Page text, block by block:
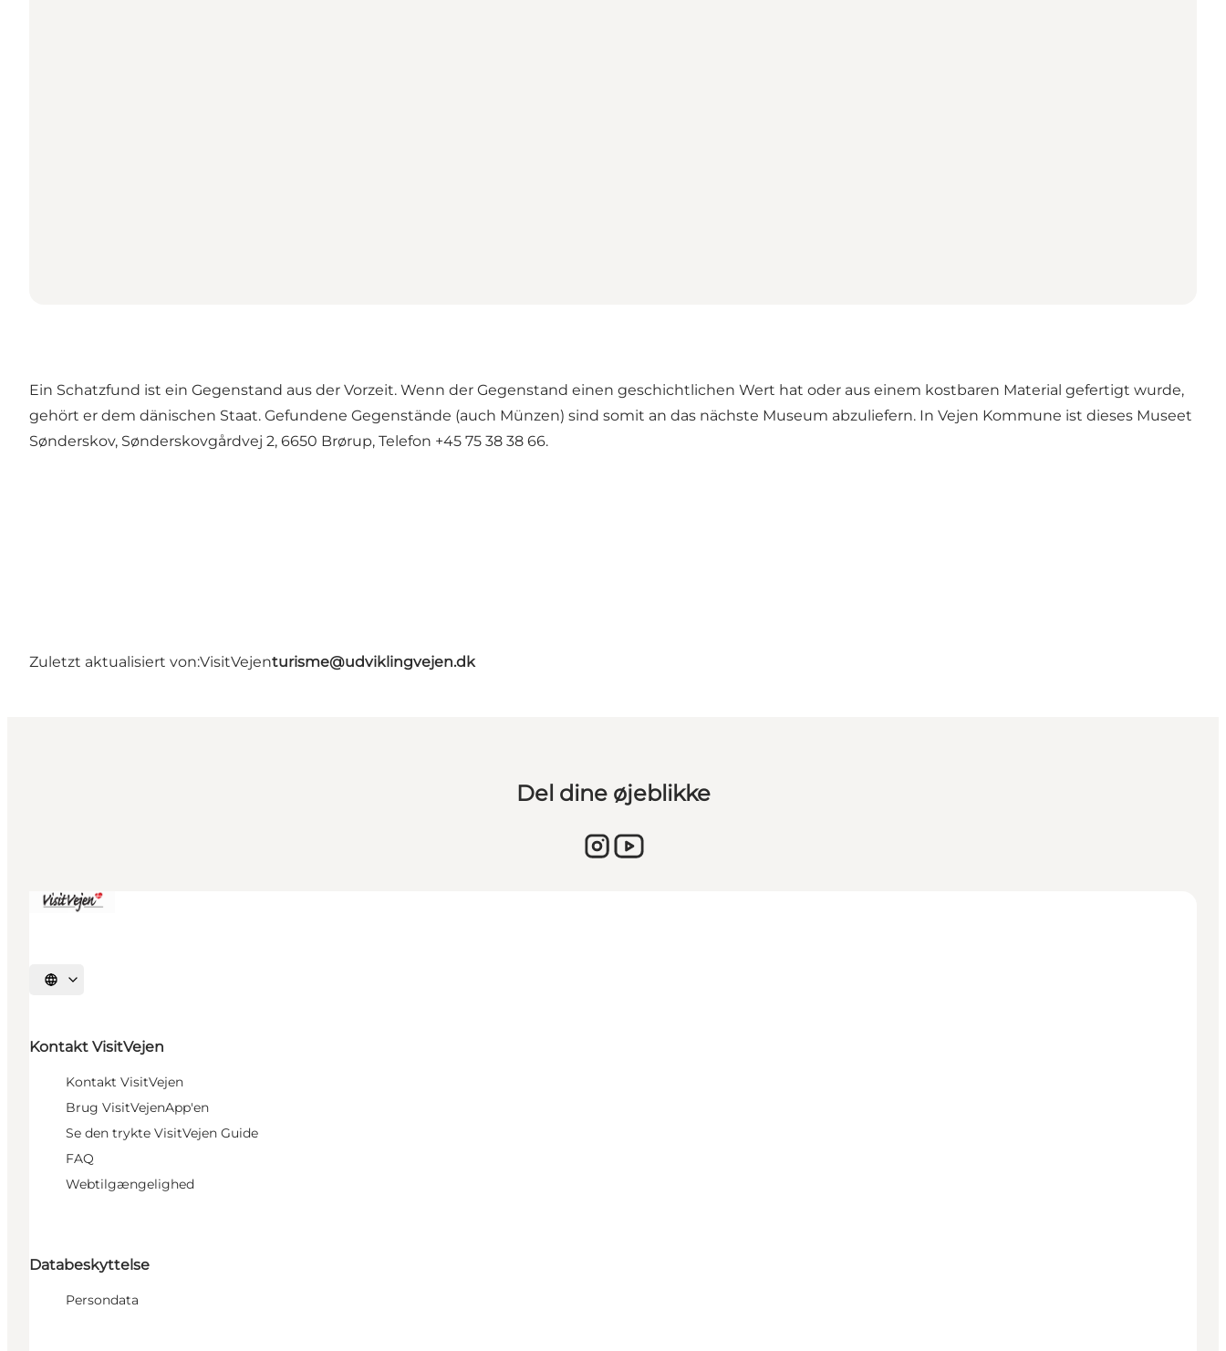
Ein Schatzfund ist ein Gegenstand aus der Vorzeit. Wenn der Gegenstand einen geschichtlichen Wert hat oder aus einem kostbaren Material gefertigt wurde,
gehört er dem dänischen Staat. Gefundene Gegenstände (auch Münzen) sind somit an das nächste Museum abzuliefern. In Vejen Kommune ist dieses Museet
Sønderskov, Sønderskovgårdvej 2, 6650 Brørup, Telefon +45 75 38 38 66.
Zuletzt aktualisiert von:VisitVejenturisme@udviklingvejen.dk
Del dine øjeblikke
Sprache auswählen
Kontakt VisitVejen
Kontakt VisitVejen
Brug VisitVejenApp'en
Se den trykte VisitVejen Guide
FAQ
Webtilgængelighed
Databeskyttelse
Persondata